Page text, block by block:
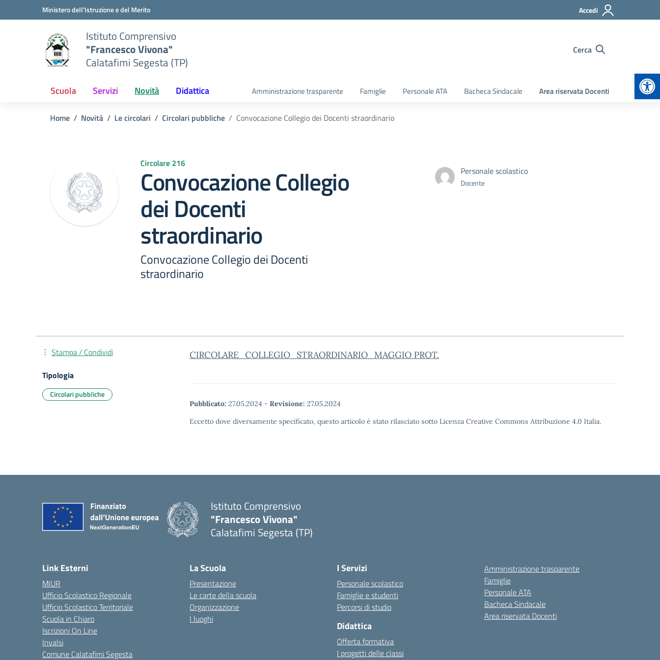
Vai ai contenuti
Vai al menu di navigazioneMinistero dell'Istruzione e del Merito Accedi
Istituto Comprensivo
"Francesco Vivona"
Calatafimi Segesta (TP)
Cerca
Scuola Servizi Novità Didattica Amministrazione trasparente Famiglie Personale ATA Bacheca Sindacale Area riservata Docenti
Home Novità Le circolari Circolari pubbliche Convocazione Collegio dei Docenti straordinario
Circolare 216
Convocazione Collegio
dei Docenti
straordinario
Convocazione Collegio dei Docenti
straordinario
Personale scolastico
Docente
CIRCOLARE_COLLEGIO_STRAORDINARIO_MAGGIO PROT.
Pubblicato: 27.05.2024 - Revisione: 27.05.2024
Eccetto dove diversamente specificato, questo articolo è stato rilasciato sotto Licenza Creative Commons Attribuzione 4.0 Italia.
Stampa / Condividi
Tipologia
Circolari pubbliche
Istituto Comprensivo
"Francesco Vivona"
Calatafimi Segesta (TP)
Link Esterni
MIUR
Ufficio Scolastico Regionale
Ufficio Scolastico Territoriale
Scuola in Chiaro
Iscrizioni On Line
Invalsi
Comune Calatafimi Segesta
La Scuola
Presentazione
Le carte della scuola
Organizzazione
I luoghi
I Servizi
Personale scolastico
Famiglie e studenti
Percorsi di studio
Didattica
Offerta formativa
I progetti delle classi
Amministrazione trasparente
Famiglie
Personale ATA
Bacheca Sindacale
Area riservata Docenti